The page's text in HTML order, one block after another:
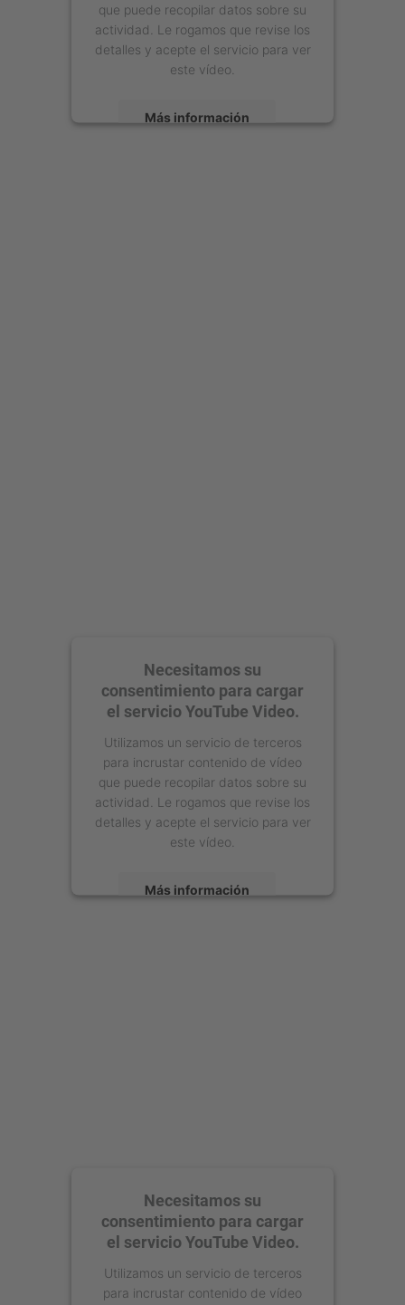
que puede recopilar datos sobre su
actividad. Le rogamos que revise los
detalles y acepte el servicio para ver
este vídeo.
Más información
Necesitamos su
consentimiento para cargar
el servicio YouTube Video.
Utilizamos un servicio de terceros
para incrustar contenido de vídeo
que puede recopilar datos sobre su
actividad. Le rogamos que revise los
detalles y acepte el servicio para ver
este vídeo.
Más información
Necesitamos su
consentimiento para cargar
el servicio YouTube Video.
Utilizamos un servicio de terceros
para incrustar contenido de vídeo